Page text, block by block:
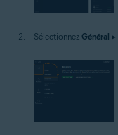
Sélectionnez Général ▸